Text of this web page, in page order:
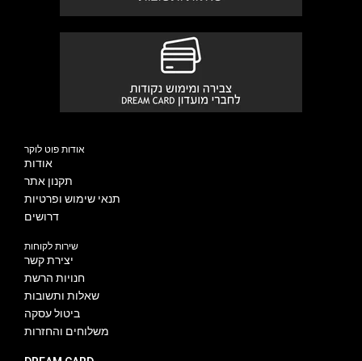
אודות פוט לוקר
אודות
תקנון אתר
תנאי שימוש ופרטיות
דרושים
שירות לקוחות
יצירת קשר
חנויות הרשת
שאלות ותשובות
ביטול עסקה
משלוחים והחזרות